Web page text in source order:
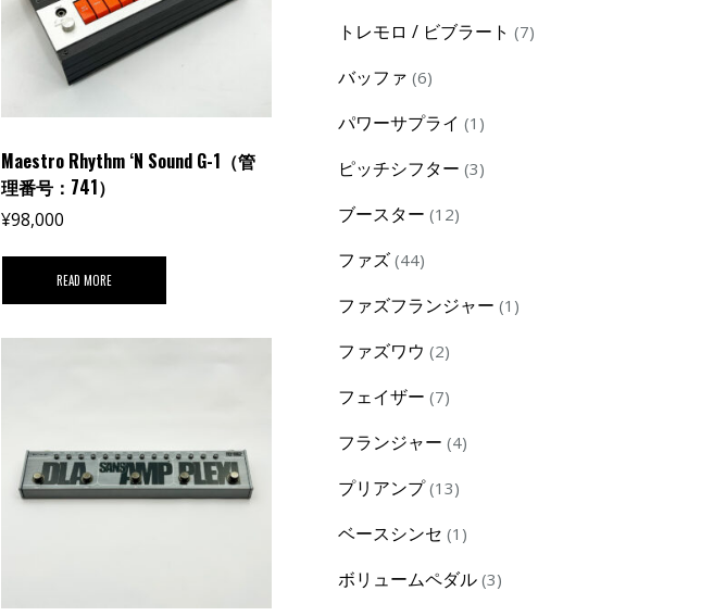
Maestro Rhythm ‘N Sound G-1（管
理番号：741）
¥98,000
READ MORE
トレモロ / ビブラート 77
バッファ 66
パワーサプライ 1 1
ピッチシフター 33
ブースター 1212
ファズ 4444
ファズフランジャー 1 1
ファズワウ 22
フェイザー 77
フランジャー 44
プリアンプ 1313
ベースシンセ 1 1
ボリュームペダル 33